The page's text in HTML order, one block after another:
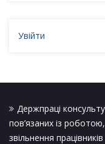
Увійти
Держпраці
пов’язаних із
звільнення